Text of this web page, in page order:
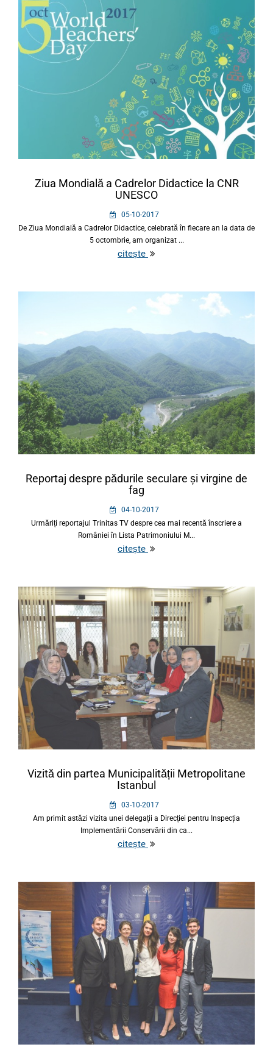
Ziua Mondială a Cadrelor Didactice la CNR
UNESCO
05-10-2017
De Ziua Mondială a Cadrelor Didactice, celebrată în fiecare an la data de
5 octombrie, am organizat ...
citește
Reportaj despre pădurile seculare și virgine de
fag
04-10-2017
Urmăriți reportajul Trinitas TV despre cea mai recentă înscriere a
României în Lista Patrimoniului M...
citește
Vizită din partea Municipalității Metropolitane
Istanbul
03-10-2017
Am primit astăzi vizita unei delegații a Direcției pentru Inspecția
Implementării Conservării din ca...
citește